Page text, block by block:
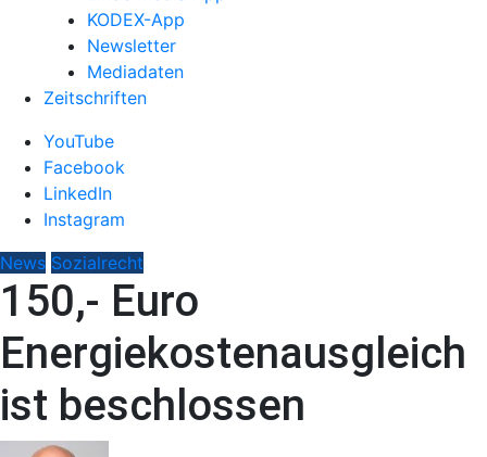
KODEX-App
Newsletter
Mediadaten
Zeitschriften
YouTube
Facebook
LinkedIn
Instagram
News Sozialrecht
150,- Euro
Energiekostenausgleich
ist beschlossen